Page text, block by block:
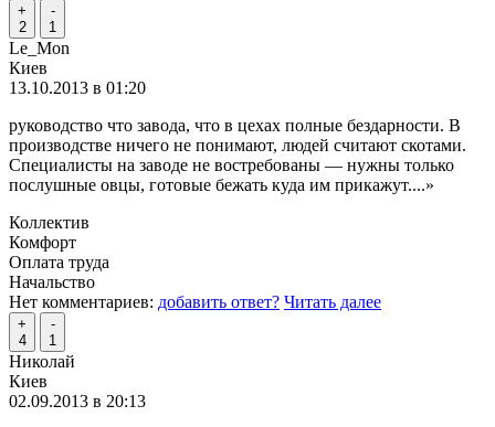
+
2
-
1
Le_Mon
Киев
13.10.2013 в 01:20
руководство что завода, что в цехах полные бездарности. В
производстве ничего не понимают, людей считают скотами.
Специалисты на заводе не востребованы — нужны только
послушные овцы, готовые бежать куда им прикажут....»
Коллектив
Комфорт
Оплата труда
Начальство
Нет комментариев: добавить ответ? Читать далее
+
4
-
1
Николай
Киев
02.09.2013 в 20:13